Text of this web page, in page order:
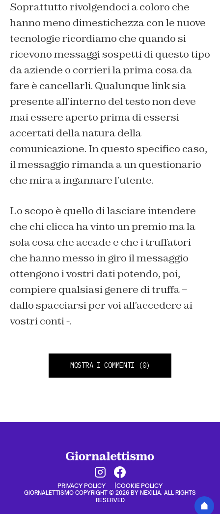
Soprattutto rivolgendoci a coloro che
hanno meno dimestichezza con le nuove
tecnologie ricordiamo che quando si
ricevono messaggi sospetti di questo tipo
da aziende o corrieri la prima cosa da
fare è cancellarli. Qualunque link sia
presente all’interno del testo non deve
mai essere aperto prima di essersi
accertati della natura della
comunicazione. In questo specifico caso,
il messaggio rimanda a un questionario
che mira a ingannare l’utente.
Lo scopo è quello di lasciare intendere
che chi clicca ha vinto un premio ma la
sola cosa che accade e che i truffatori
che hanno messo in giro il messaggio
ottengono i vostri dati potendo, poi,
compiere qualsiasi genere di truffa –
dallo spacciarsi per voi all’accedere ai
vostri conti -.
MOSTRA I COMMENTI (0)
PRIVACY POLICY COOKIE POLICY
GIORNALETTISMO COPYRIGHT © 2026 BY NEXILIA. ALL RIGHTS
RESERVED